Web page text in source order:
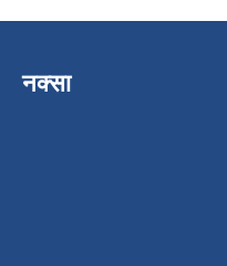
नक्सा